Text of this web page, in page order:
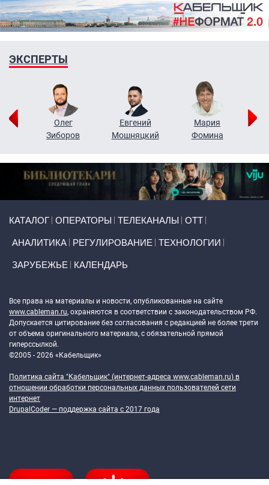
ЭКСПЕРТЫ
Олег
Зиборов
Евгений
Мошняцкий
Мария
Фомина
КАТАЛОГ ОПЕРАТОРЫ ТЕЛЕКАНАЛЫ ОТТ
АНАЛИТИКА РЕГУЛИРОВАНИЕ ТЕХНОЛОГИИ
ЗАРУБЕЖЬЕ КАЛЕНДАРЬ
Все права на материалы и новости, опубликованные на сайте
www.cableman.ru, охраняются в соответствии с законодательством РФ.
Допускается цитирование без согласования с редакцией не более трети
от объема оригинального материала, с обязательной прямой
гиперссылкой.
©2005 - 2026 «Кабельщик»
Политика сайта "Кабельщик" (интернет-адреса www.cableman.ru) в
отношении обработки персональных данных пользователей сети
интернет
DrupalCoder — поддержка сайта c 2017 года